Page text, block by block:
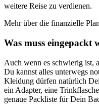
weitere Reise zu verdienen.
Mehr über die finanzielle
Was muss eingepackt
Auch wenn es schwierig ist,
Du kannst alles unterwegs
Kleidung dürfen natürlich
ein Adapter, eine
genaue Packliste für Dein